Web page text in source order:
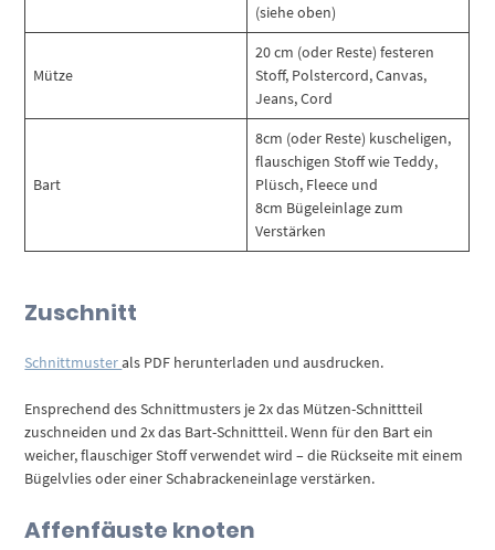
(siehe oben)
Mütze
20 cm (oder Reste) festeren
Stoff, Polstercord, Canvas,
Jeans, Cord
Bart
8cm (oder Reste) kuscheligen,
flauschigen Stoff wie Teddy,
Plüsch, Fleece und
8cm Bügeleinlage zum
Verstärken
Zuschnitt
Schnittmusterals PDF herunterladen und ausdrucken.
Ensprechend des Schnittmusters je 2x das Mützen-Schnittteil
zuschneiden und 2x das Bart-Schnittteil. Wenn für den Bart ein
weicher, flauschiger Stoff verwendet wird – die Rückseite mit einem
Bügelvlies oder einer Schabrackeneinlage verstärken.
Affenfäuste knoten